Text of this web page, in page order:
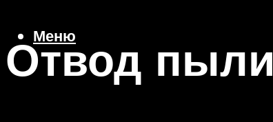
Меню
Отвод пыли